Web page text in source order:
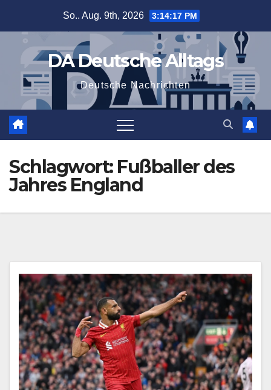
So.. Aug. 9th, 2026 3:14:18 PM
DA Deutsche Alltags
Deutsche Nachrichten
Schlagwort: Fußballer des
Jahres England